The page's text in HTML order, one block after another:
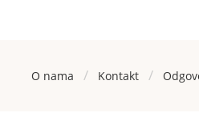
O nama / Kontakt /